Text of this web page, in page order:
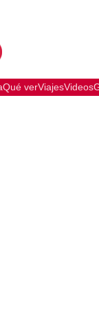
Qué verViajesVideos